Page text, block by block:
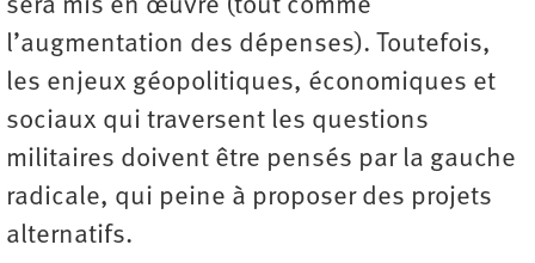
sera mis en œuvre (tout comme
l’augmentation des dépenses). Toutefois,
les enjeux géopolitiques, économiques et
sociaux qui traversent les questions
militaires doivent être pensés par la gauche
radicale, qui peine à proposer des projets
alternatifs.